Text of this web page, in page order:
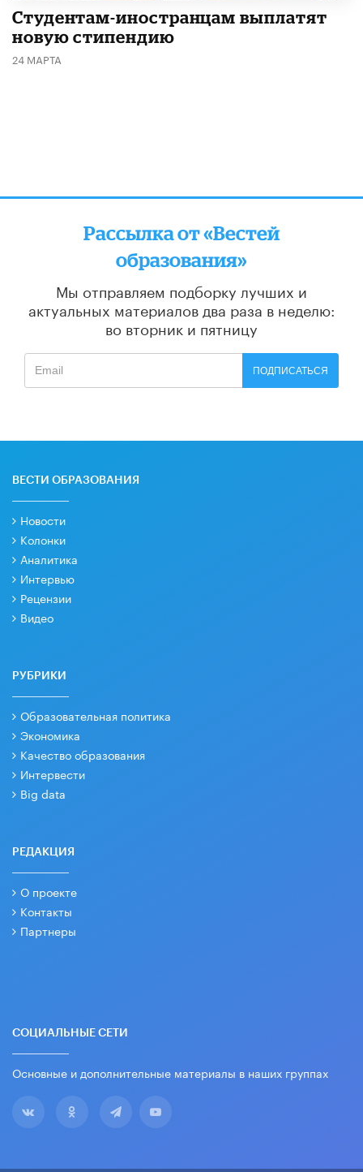
Студентам-иностранцам выплатят
новую стипендию
24 МАРТА
Рассылка от «Вестей
образования»
Мы отправляем подборку лучших и
актуальных материалов два раза в неделю:
во вторник и пятницу
ПОДПИСАТЬСЯ
ВЕСТИ ОБРАЗОВАНИЯ
Новости
Колонки
Аналитика
Интервью
Рецензии
Видео
РУБРИКИ
Образовательная политика
Экономика
Качество образования
Интервести
Big data
РЕДАКЦИЯ
О проекте
Контакты
Партнеры
СОЦИАЛЬНЫЕ СЕТИ
Основные и дополнительные материалы в наших группах